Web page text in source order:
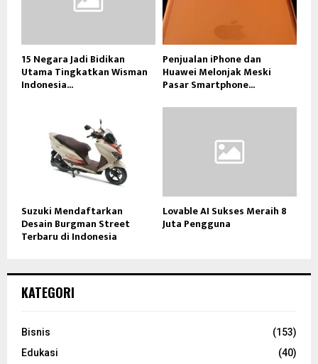
15 Negara Jadi Bidikan
Utama Tingkatkan Wisman
Indonesia...
Penjualan iPhone dan
Huawei Melonjak Meski
Pasar Smartphone...
Suzuki Mendaftarkan
Desain Burgman Street
Terbaru di Indonesia
Lovable AI Sukses Meraih 8
Juta Pengguna
KATEGORI
Bisnis
(153)
Edukasi
(40)